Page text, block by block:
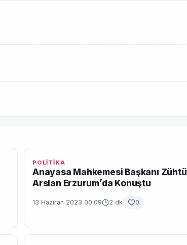
POLİTİKA
Anayasa Mahkemesi Başkanı Zühtü
Arslan Erzurum’da Konuştu
13 Haziran 2023 00:09 2 dk 0